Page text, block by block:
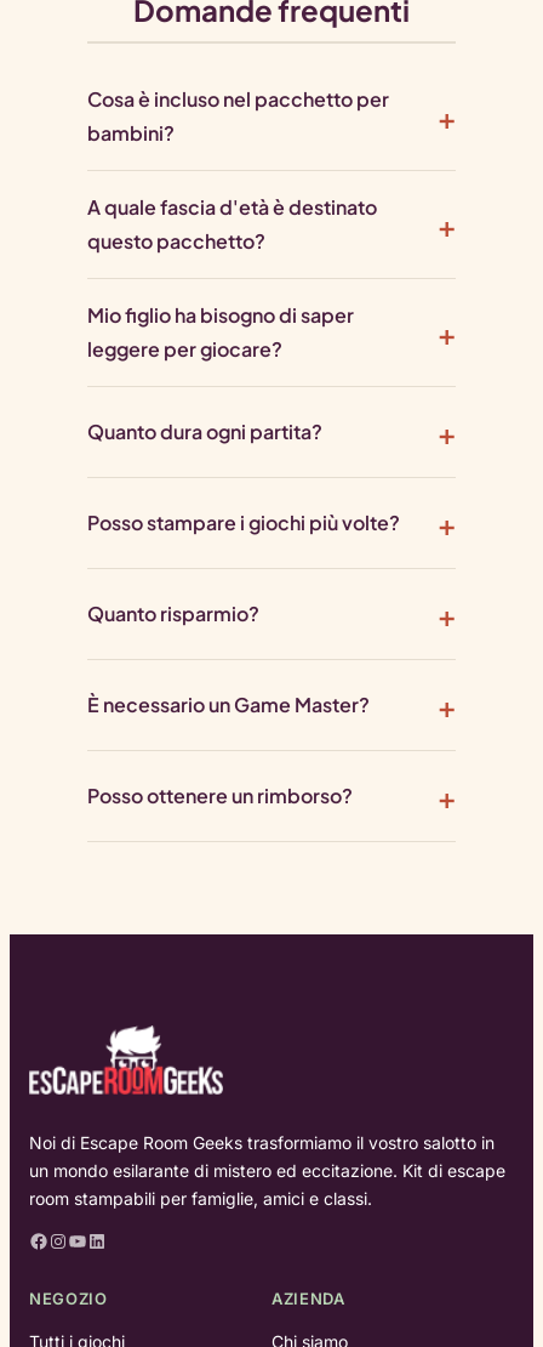
Domande frequenti
Cosa è incluso nel pacchetto per
bambini?
A quale fascia d'età è destinato
questo pacchetto?
Mio figlio ha bisogno di saper
leggere per giocare?
Quanto dura ogni partita?
Posso stampare i giochi più volte?
Quanto risparmio?
È necessario un Game Master?
Posso ottenere un rimborso?
Noi di Escape Room Geeks trasformiamo il vostro salotto in
un mondo esilarante di mistero ed eccitazione. Kit di escape
room stampabili per famiglie, amici e classi.
Facebook Instagram YouTube LinkedIn
NEGOZIO
Tutti i giochi
AZIENDA
Chi siamo